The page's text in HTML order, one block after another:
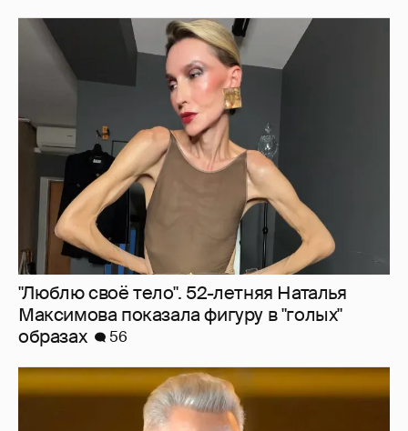
"Люблю своё тело". 52-летняя Наталья
Максимова показала фигуру в "голых"
образах
56